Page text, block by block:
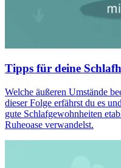
Tipps für deine
Welche äußeren Umstände
dieser Folge erfährst du es
gute Schlafgewohnheiten
Ruheoase verwandelst.